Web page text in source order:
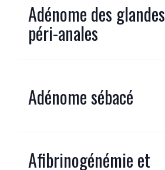
Adénome des glandes
péri-anales
Adénome sébacé
Afibrinogénémie et